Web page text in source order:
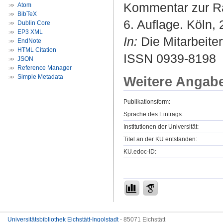
Atom
BibTeX
Dublin Core
EP3 XML
EndNote
HTML Citation
JSON
Reference Manager
Simple Metadata
Kommentar zur
6. Auflage. Köln,
In: Die
ISSN 0939-8198
Weitere
Publikationsform:
Sprache des Eintrags:
Institutionen der Universität:
Titel an der KU entstanden:
KU.edoc-ID:
Universitätsbibliothek Eichstätt-Ingolstadt- 85071 Eichstätt